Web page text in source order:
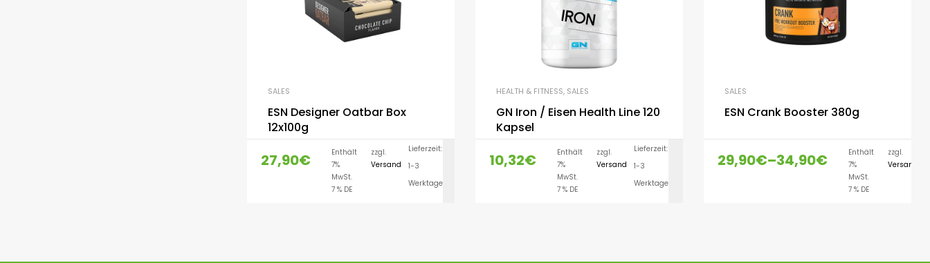
SALES
ESN Designer Oatbar Box
12x100g
27,90€
Enthält
7%
MwSt.
7 % DE
zzgl.
Versand
Lieferzeit:
1-3
Werktage
AUSFÜHRUNG WÄHLEN
HEALTH & FITNESS, SALES
GN Iron / Eisen Health Line 120
Kapsel
10,32€
Enthält
7%
MwSt.
7 % DE
zzgl.
Versand
Lieferzeit:
1-3
Werktage
IN DEN WARENKORB
SALES
ESN Crank Booster 380g
29,90€–34,90€
Enthält
7%
MwSt.
7 % DE
zzgl.
Versand